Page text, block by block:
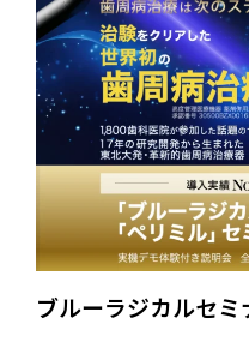
ブルーラジカルセ